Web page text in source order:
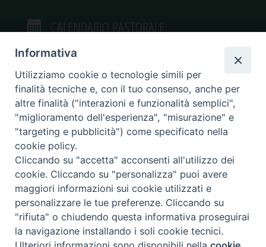
CALENDARIO PASTORALE
VIDEOGALLERY
PHOTOGALLERY
Diocesi di Caltagirone
Piazza San Francesco d’Assisi, 9 – tel. 0933.34186 – fax 0933.820590 e-mail:
comunicazionisociali@diocesidicaltagirone.it
Informativa
Utilizziamo cookie o tecnologie simili per
finalità tecniche e, con il tuo consenso, anche per
altre finalità ("interazioni e funzionalità semplici",
"miglioramento dell'esperienza", "misurazione" e
"targeting e pubblicità") come specificato nella
cookie policy.
Cliccando su "accetta" acconsenti all'utilizzo dei
cookie. Cliccando su "personalizza" puoi avere
maggiori informazioni sui cookie utilizzati e
personalizzare le tue preferenze. Cliccando su
"rifiuta" o chiudendo questa informativa proseguirai
la navigazione installando i soli cookie tecnici.